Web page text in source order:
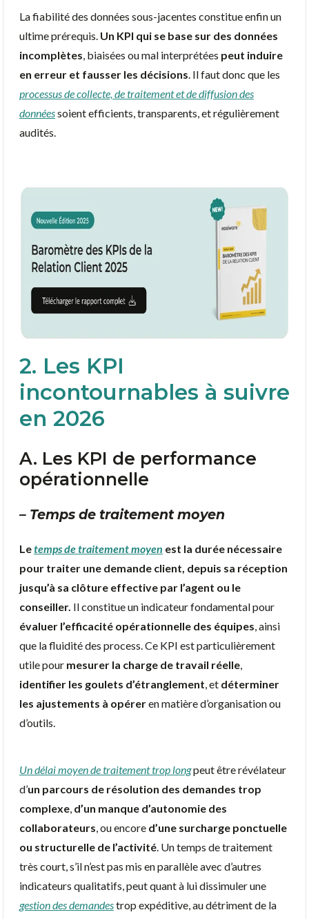
La fiabilité des données sous-jacentes constitue enfin un
ultime prérequis. Un KPI qui se base sur des données
incomplètes , biaisées ou mal interprétées peut induire
en erreur et fausser les décisions . Il faut donc que les
processus de collecte, de traitement et de diffusion des
donnéessoient efficients, transparents, et régulièrement
audités.
2. Les KPI
incontournables à suivre
en 2026
A. Les KPI de performance
opérationnelle
– Temps de traitement moyen
Letemps de traitement moyen est la durée nécessaire
pour traiter une demande client, depuis sa réception
jusqu’à sa clôture effective par l’agent ou le
conseiller. Il constitue un indicateur fondamental pour
évaluer l’efficacité opérationnelle des équipes , ainsi
que la fluidité des process. Ce KPI est particulièrement
utile pour mesurer la charge de travail réelle
identifier les goulets d’étranglement , et déterminer
les ajustements à opéreren matière d’organisation ou
d’outils.
Un délai moyen de traitement trop longpeut être révélateur
d’un parcours de résolution des demandes trop
complexe d’un manque d’autonomie des
collaborateurs , ou encore d’une surcharge ponctuelle
ou structurelle de l’activité . Un temps de traitement
très court, s’il n’est pas mis en parallèle avec d’autres
indicateurs qualitatifs, peut quant à lui dissimuler une
gestion des demandestrop expéditive, au détriment de la